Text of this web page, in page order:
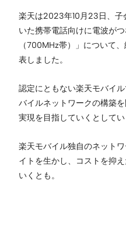
楽天は2023年10月23日、子
いた携帯電話向けに電波が
（700MHz帯）」について
表しました。
認定にともない楽天モバイ
バイルネットワークの構築
実現を目指していくとしてい
楽天モバイル独自のネット
イトを生かし、コストを抑
いくとも。